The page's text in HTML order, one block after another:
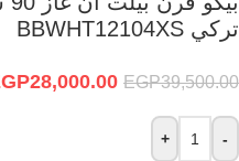
تركي BBWHT12104XS
EGP39,500.00
28,000.00
-
+